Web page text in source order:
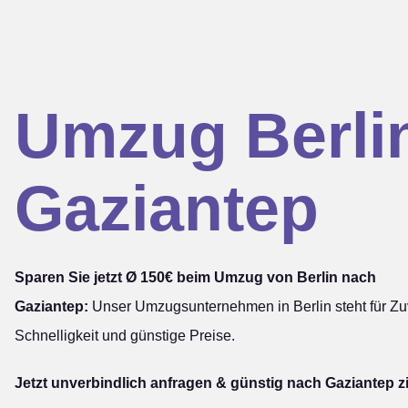
Umzug
Gaziantep
Sparen Sie jetzt Ø 150€ beim Umzug von Berlin nach
Gaziantep: Unser Umzugsunternehmen in Berlin steht für
Schnelligkeit und günstige Preise.
Jetzt unverbindlich anfragen & günstig nach Gaziantep